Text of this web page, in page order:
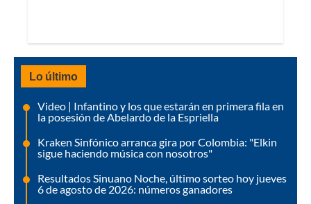
Lo último
Video | Infantino y los que estarán en primera fila en
la posesión de Abelardo de la Espriella
Kraken Sinfónico arranca gira por Colombia: "Elkin
sigue haciendo música con nosotros"
Resultados Sinuano Noche, último sorteo hoy jueves
6 de agosto de 2026: números ganadores